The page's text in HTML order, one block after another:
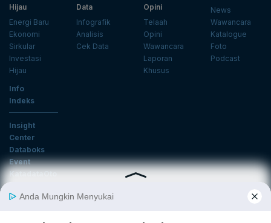
Hijau
Energi Baru
Ekonomi
Sirkular
Investasi
Hijau
Data
Infografik
Analisis
Cek Data
Opini
Telaah
Opini
Wawancara
Laporan
Khusus
News
Wawancara
Katalogue
Foto
Podcast
Info
Indeks
Insight
Center
Databoks
Event
KatadataOto